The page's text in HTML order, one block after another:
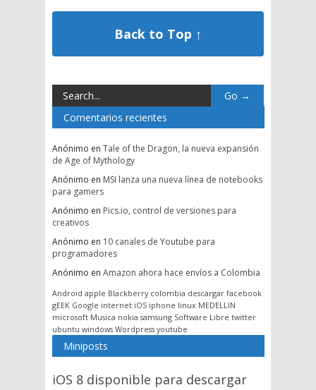
Back to Top ↑
Comentarios recientes
Anónimo en Tale of the Dragon, la nueva expansión
de Age of Mythology
Anónimo en MSI lanza una nueva línea de notebooks
para gamers
Anónimo en Pics.io, control de versiones para
creativos
Anónimo en 10 canales de Youtube para
programadores
Anónimo en Amazon ahora hace envíos a Colombia
Android apple Blackberry colombia descargar facebook
gEEK Google internet iOS iphone linux MEDELLIN
microsoft Musica nokia samsung Software Libre twitter
ubuntu windows Wordpress youtube
Miniposts
iOS 8 disponible para descargar